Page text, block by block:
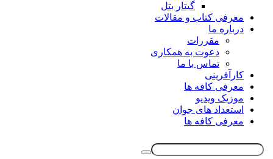
گیتار بتل
معرفی کتاب و مقالات
درباره ما
مقررات
دعوت به همکاری
تماس با ما
کارآفرینی
معرفی کافه ها
موزیک ویدیو
استعداد های جوان
معرفی کافه ها